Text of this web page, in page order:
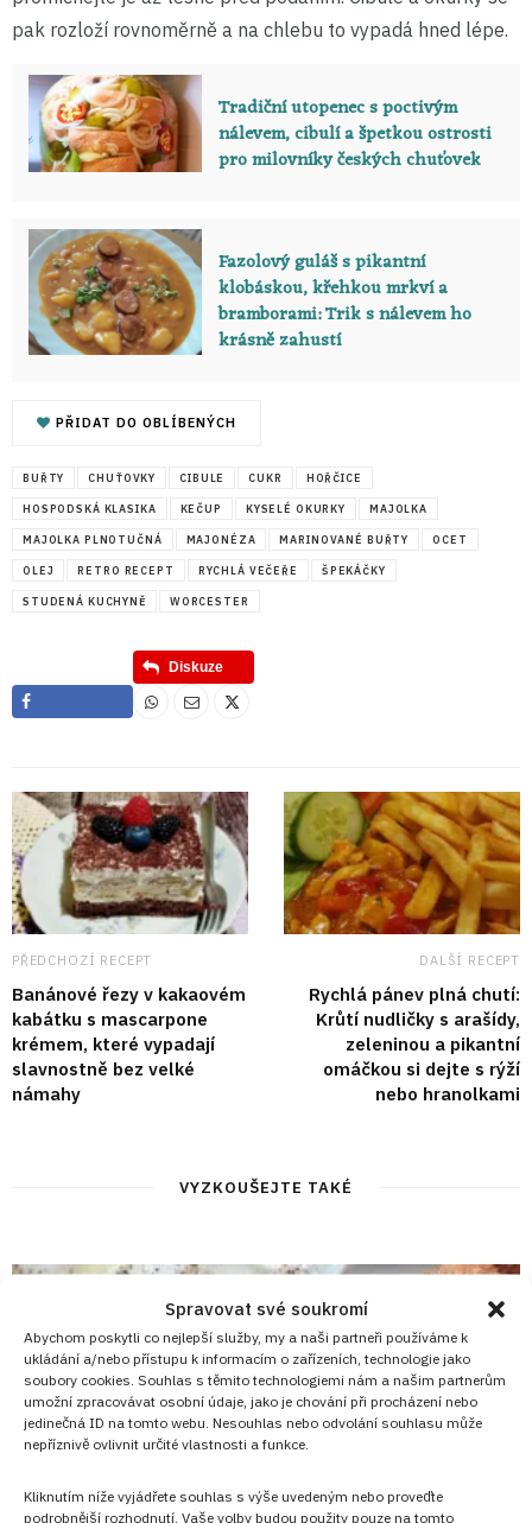
Spravovat své soukromí
Abychom poskytli co nejlepší služby, my a naši partneři používáme k
ukládání a/nebo přístupu k informacím o zařízeních, technologie jako
soubory cookies. Souhlas s těmito technologiemi nám a našim partnerům
umožní zpracovávat osobní údaje, jako je chování při procházení nebo
jedinečná ID na tomto webu. Nesouhlas nebo odvolání souhlasu může
nepříznivě ovlivnit určité vlastnosti a funkce.
Kliknutím níže vyjádřete souhlas s výše uvedeným nebo proveďte
podrobnější rozhodnutí. Vaše volby budou použity pouze na tomto
pak rozloží rovnoměrně a na chlebu to vypadá hned lépe.
Tradiční utopenec s poctivým
nálevem, cibulí a špetkou ostrosti
pro milovníky českých chuťovek
Fazolový guláš s pikantní
klobáskou, křehkou mrkví a
bramborami: Trik s nálevem ho
krásně zahustí
PŘIDAT DO OBLÍBENÝCH
BUŘTY CHUŤOVKY CIBULE CUKR HOŘČICE
HOSPODSKÁ KLASIKA KEČUP KYSELÉ OKURKY MAJOLKA
MAJOLKA PLNOTUČNÁ MAJONÉZA MARINOVANÉ BUŘTY OCET
OLEJ RETRO RECEPT RYCHLÁ VEČEŘE ŠPEKÁČKY
STUDENÁ KUCHYNĚ WORCESTER
Diskuze
PŘEDCHOZÍ RECEPT
Banánové řezy v kakaovém
kabátku s mascarpone
krémem, které vypadají
slavnostně bez velké
námahy
DALŠÍ RECEPT
Rychlá pánev plná chutí:
Krůtí nudličky s arašídy,
zeleninou a pikantní
omáčkou si dejte s rýží
nebo hranolkami
VYZKOUŠEJTE TAKÉ